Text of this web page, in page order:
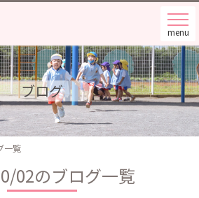
menu
ブログ
一覧
02のブログ一覧